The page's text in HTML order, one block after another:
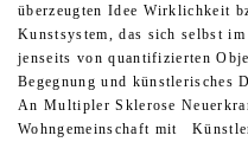
überzeugten Idee Wirklichkeit
Kunstsystem, das sich selbst
jenseits von quantifizierten
Begegnung und künstlerisches
An Multipler Sklerose
Wohngemeinschaft mit